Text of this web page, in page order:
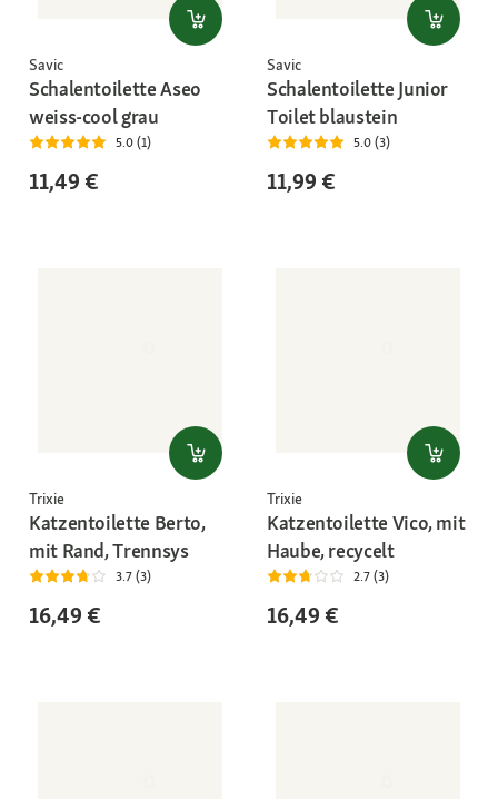
Savic
Schalentoilette Aseo
weiss-cool grau
5.0 (1)
11,49 €
Savic
Schalentoilette Junior
Toilet blaustein
5.0 (3)
11,99 €
Trixie
Katzentoilette Berto,
mit Rand, Trennsys
3.7 (3)
16,49 €
Trixie
Katzentoilette Vico, mit
Haube, recycelt
2.7 (3)
16,49 €